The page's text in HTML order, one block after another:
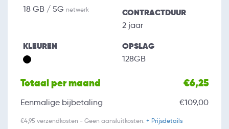
18 GB / 5G netwerk CONTRACTDUUR
2 jaar
KLEUREN OPSLAG
128GB
Totaal per maand €6,25
Eenmalige bijbetaling €109,00
€4,95 verzendkosten - Geen aansluitkosten. + Prijsdetails